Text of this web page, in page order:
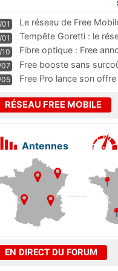
Le réseau de Free
m
Tempête Goretti : le
Fibre optique : Free
pass
Free booste sans
Free Pro lance son
RÉSEAU FREE MOBILE
Antennes
EN DIRECT DU FORUM